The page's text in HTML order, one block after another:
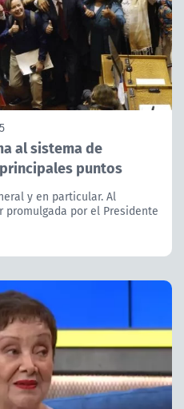
al sistema de
puntos
y en particular. Al
por el Presidente